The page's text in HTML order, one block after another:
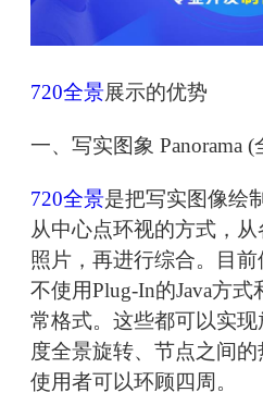
720全景展示的优势
一、写实图象 Panorama (
720全景是把写实图像绘
从中心点环视的方式，
照片，再进行综合。目
不使用Plug-In的Java方式
常格式。这些都可以实
度全景旋转、节点之间
使用者可以环顾四周。